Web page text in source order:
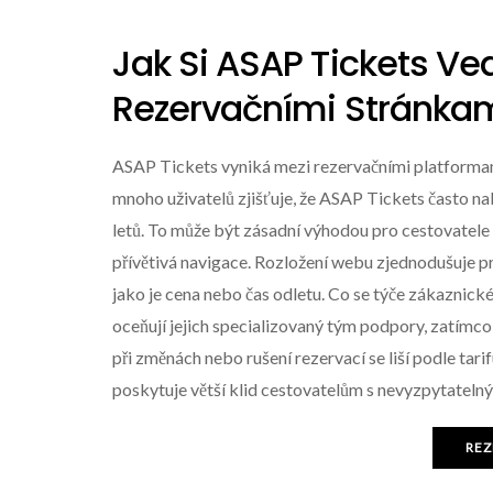
Jak Si ASAP Tickets
Rezervačními
ASAP Tickets vyniká mezi rezervačními
mnoho uživatelů zjišťuje, že ASAP Tickets často
letů. To může být zásadní výhodou pro
přívětivá navigace. Rozložení webu zjednodušuje
jako je cena nebo čas odletu. Co se týče
oceňují jejich specializovaný tým podpory,
při změnách nebo rušení rezervací se liší podle
poskytuje větší klid cestovatelům s